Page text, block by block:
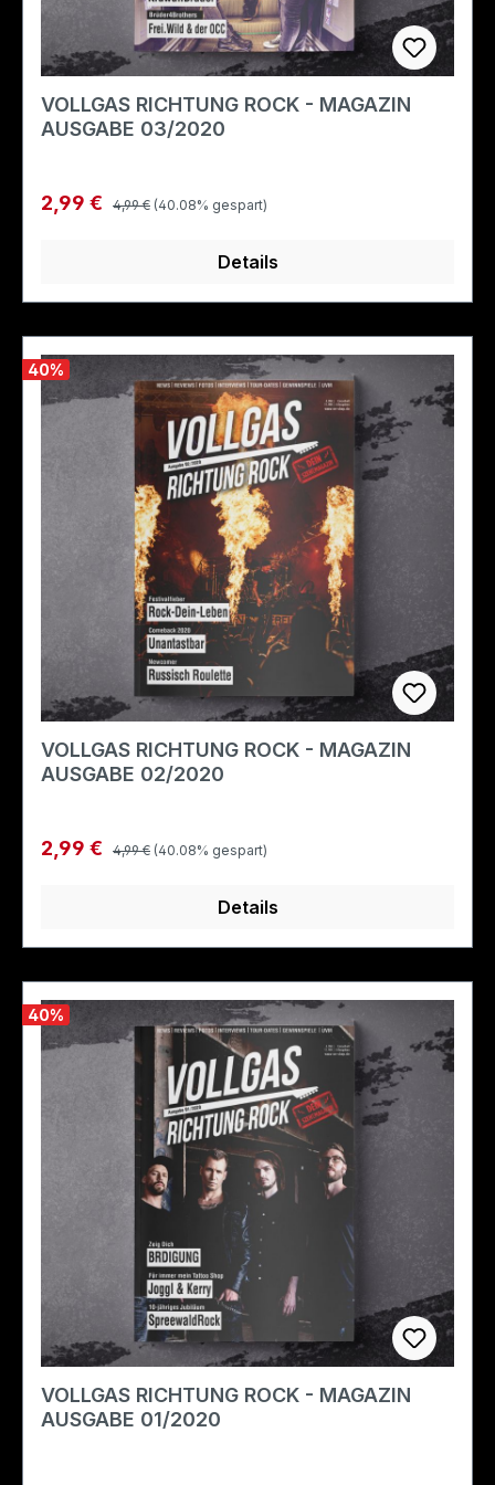
VOLLGAS RICHTUNG ROCK - MAGAZIN
AUSGABE 03/2020
Verkaufspreis:
2,99 € Regulärer Preis:
4,99 € (40.08% gespart)
Details
40%
VOLLGAS RICHTUNG ROCK - MAGAZIN
AUSGABE 02/2020
Verkaufspreis:
2,99 € Regulärer Preis:
4,99 € (40.08% gespart)
Details
40%
VOLLGAS RICHTUNG ROCK - MAGAZIN
AUSGABE 01/2020